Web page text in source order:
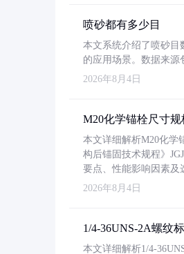
喷砂都有多少目
本文系统介绍了喷砂目
的应用场景。数据来源
2026年8月4日
M20化学锚栓尺寸
本文详细解析M20化学
构后锚固技术规程》
要点、性能影响因素及
2026年8月4日
1/4-36UNS-2A螺纹
本文详细解析1/4-